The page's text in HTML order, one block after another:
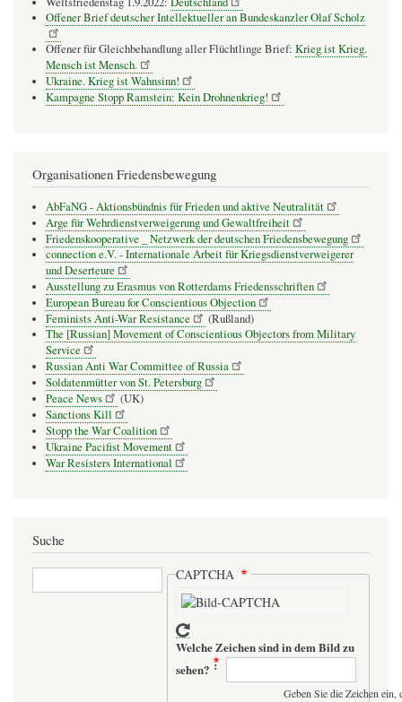
Offener Brief deutscher Intellektueller an Bundeskanzler Olaf Scholz
Offener für Gleichbehandlung aller Flüchtlinge Brief: Krieg ist Krieg.
Mensch ist Mensch.
Ukraine. Krieg ist Wahnsinn!
Kampagne Stopp Ramstein: Kein Drohnenkrieg!
Organisationen Friedensbewegung
AbFaNG - Aktionsbündnis für Frieden und aktive Neutralität
Arge für Wehrdienstverweigerung und Gewaltfreiheit
Friedenskooperative _ Netzwerk der deutschen Friedensbewegung
connection e.V. - Inter­na­tio­nale Arbeit für Kriegs­dienst­ver­wei­gerer
und Deser­teure
Ausstellung zu Erasmus von Rotterdams Friedensschriften
European Bureau for Conscientious Objection
Feminists Anti-War Resistance
(Rußland)
The [Russian] Movement of Conscientious Objectors from Military
Service
Russian Anti War Committee of Russia
Soldatenmütter von St. Petersburg
Peace News
(UK)
Sanctions Kill
Stopp the War Coalition
Ukraine Pacifist Movement
War Resisters International
Suche
Suche CAPTCHA
Welche Zeichen sind in dem Bild zu
sehen?
Geben Sie die Zeichen